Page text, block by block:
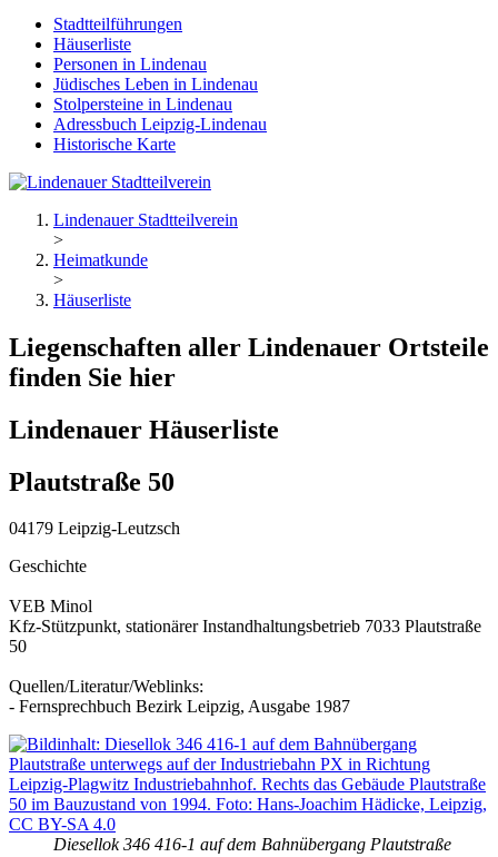
Stadtteilführungen
Häuserliste
Personen in Lindenau
Jüdisches Leben in Lindenau
Stolpersteine in Lindenau
Adressbuch Leipzig-Lindenau
Historische Karte
Lindenauer Stadtteilverein
>
Heimatkunde
>
Häuserliste
Liegenschaften aller Lindenauer Ortsteile
finden Sie hier
Lindenauer Häuserliste
Plautstraße 50
04179 Leipzig-Leutzsch
Geschichte
VEB Minol
Kfz-Stützpunkt, stationärer Instandhaltungsbetrieb 7033 Plautstraße
50
Quellen/Literatur/Weblinks:
- Fernsprechbuch Bezirk Leipzig, Ausgabe 1987
Diesellok 346 416-1 auf dem Bahnübergang Plautstraße